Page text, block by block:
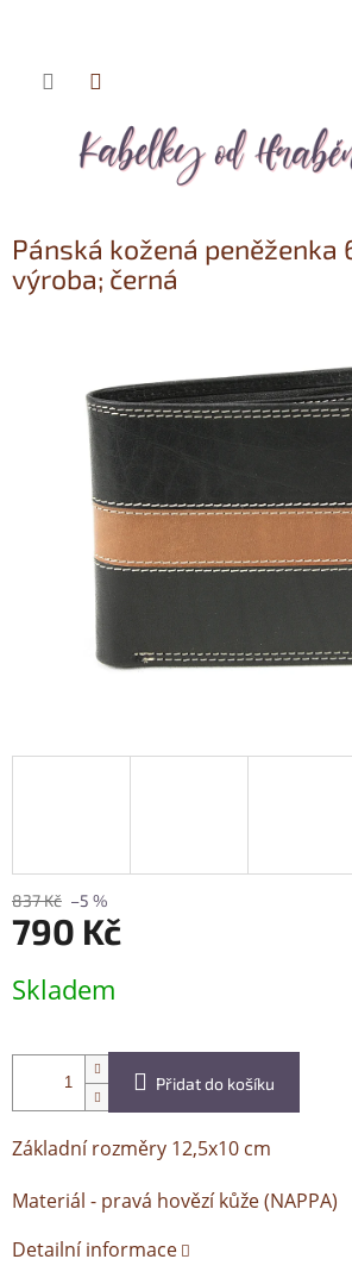
Přejít
Pánská kožená peněženka
výroba; černá
837 Kč –5 %
790 Kč
cena:
Skladem
Přidat do košíku
Základní rozměry 12,5x10 cm
Materiál - pravá hovězí kůže (NAPPA)
Detailní informace